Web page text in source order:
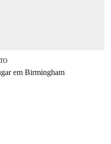
em Birmingham